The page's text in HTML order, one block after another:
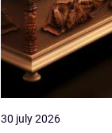
30 july 2026